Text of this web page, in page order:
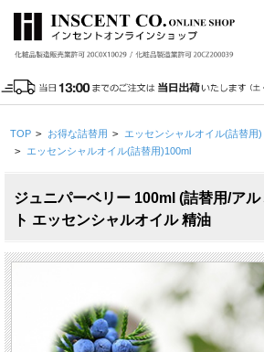
TOP > お得な詰替用 > エッセンシャルオイル(詰替用)
> エッセンシャルオイル(詰替用)100ml
ジュニパーベリー 100ml (詰替用/ア
ト エッセンシャルオイル 精油